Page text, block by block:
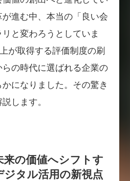
が進む中、本当の「良い会
と変わろうとしていま
が取得する評価制度の刷
の時代に選ばれる企業の
になりました。その驚き
します。
来の価値へシフトす
ジタル活用の新視点